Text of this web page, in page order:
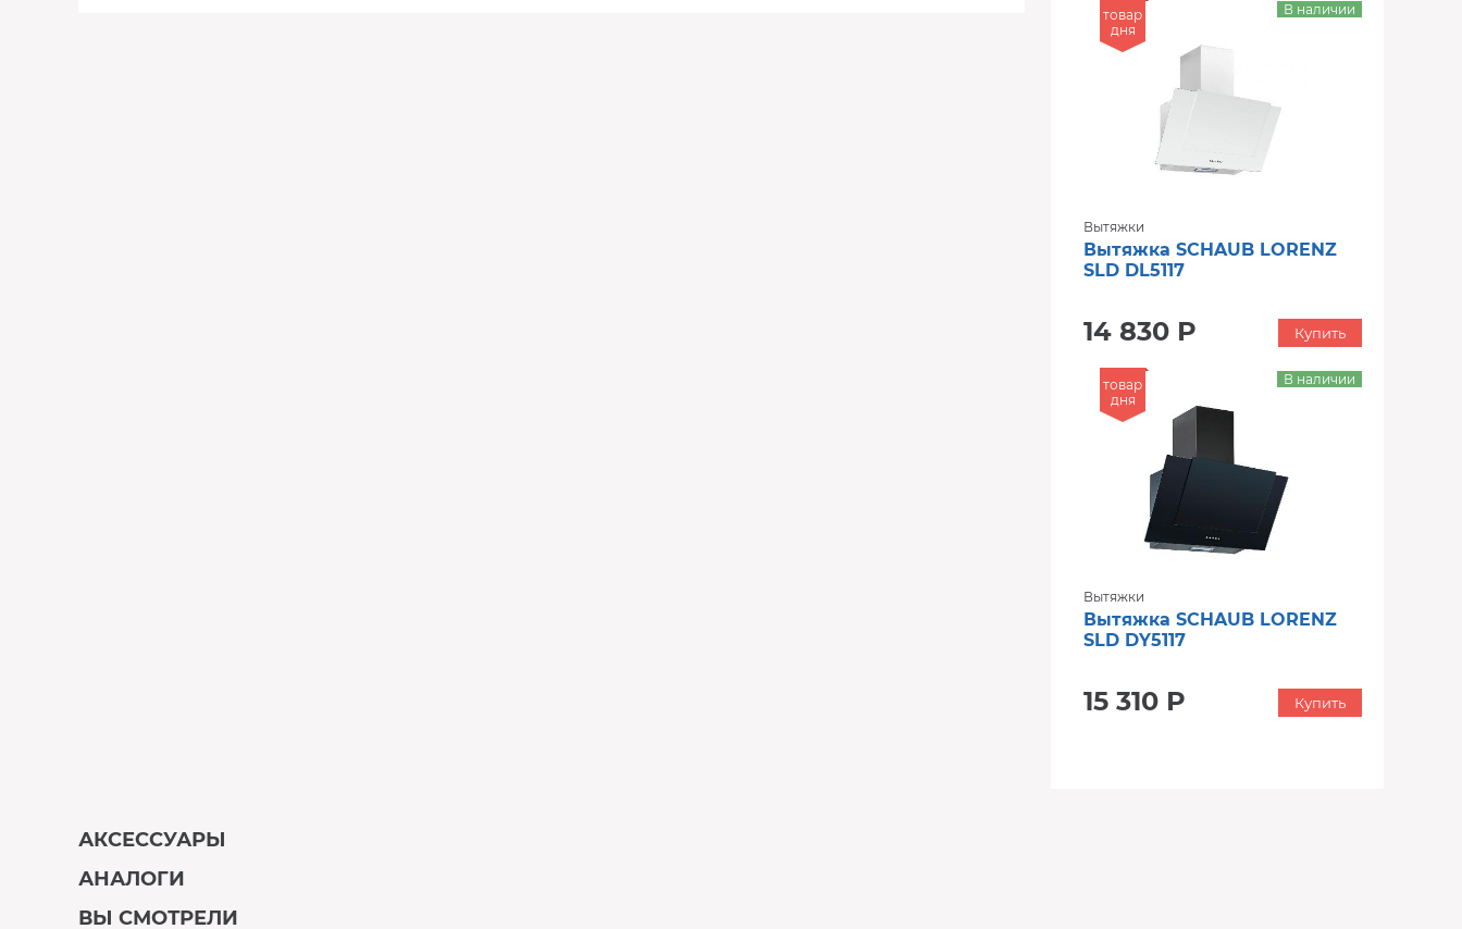
товар
дня
Вытяжки
Вытяжка SCHAUB LORENZ
SLD DL5117
14 830 Р
В наличии
Купить
товар
дня
Вытяжки
Вытяжка SCHAUB LORENZ
SLD DY5117
15 310 Р
В наличии
Купить
АКСЕССУАРЫ
АНАЛОГИ
ВЫ СМОТРЕЛИ